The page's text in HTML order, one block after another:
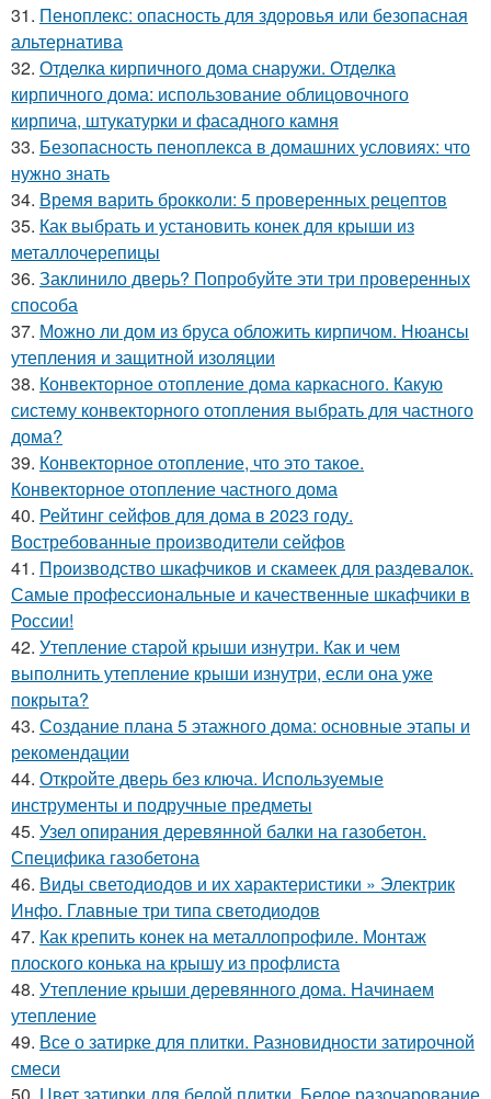
31. Пеноплекс: опасность для здоровья или безопасная
альтернатива
32. Отделка кирпичного дома снаружи. Отделка
кирпичного дома: использование облицовочного
кирпича, штукатурки и фасадного камня
33. Безопасность пеноплекса в домашних условиях: что
нужно знать
34. Время варить брокколи: 5 проверенных рецептов
35. Как выбрать и установить конек для крыши из
металлочерепицы
36. Заклинило дверь? Попробуйте эти три проверенных
способа
37. Можно ли дом из бруса обложить кирпичом. Нюансы
утепления и защитной изоляции
38. Конвекторное отопление дома каркасного. Какую
систему конвекторного отопления выбрать для частного
дома?
39. Конвекторное отопление, что это такое.
Конвекторное отопление частного дома
40. Рейтинг сейфов для дома в 2023 году.
Востребованные производители сейфов
41. Производство шкафчиков и скамеек для раздевалок.
Самые профессиональные и качественные шкафчики в
России!
42. Утепление старой крыши изнутри. Как и чем
выполнить утепление крыши изнутри, если она уже
покрыта?
43. Создание плана 5 этажного дома: основные этапы и
рекомендации
44. Откройте дверь без ключа. Используемые
инструменты и подручные предметы
45. Узел опирания деревянной балки на газобетон.
Специфика газобетона
46. Виды светодиодов и их характеристики » Электрик
Инфо. Главные три типа светодиодов
47. Как крепить конек на металлопрофиле. Монтаж
плоского конька на крышу из профлиста
48. Утепление крыши деревянного дома. Начинаем
утепление
49. Все о затирке для плитки. Разновидности затирочной
смеси